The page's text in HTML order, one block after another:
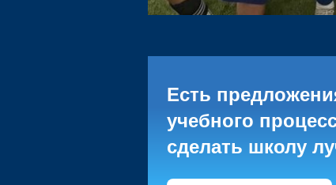
Есть
учебного
сделать школу